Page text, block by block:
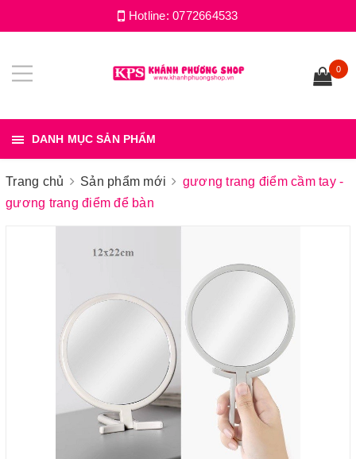
Hotline:0772664533
0
DANH MỤC SẢN PHẨM
Trang chủ Sản phẩm mới
gương trang điểm cầm tay -
gương trang điểm để bàn